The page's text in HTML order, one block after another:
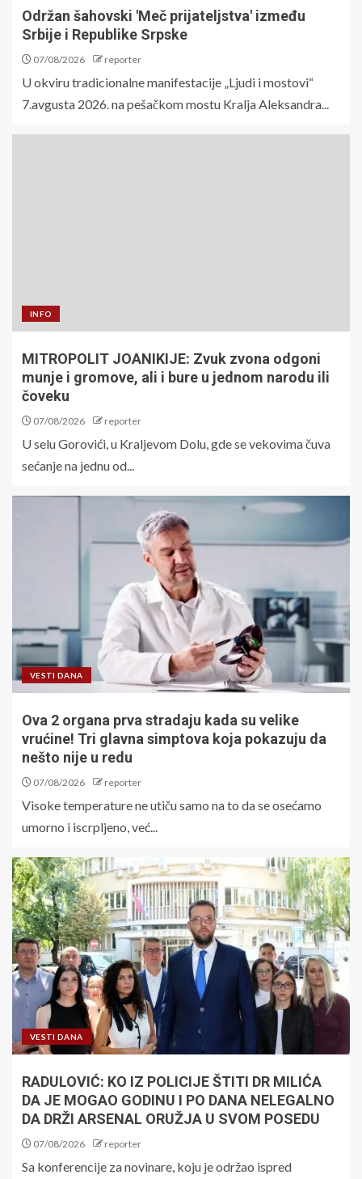
Održan šahovski 'Meč prijateljstva' između
Srbije i Republike Srpske
07/08/2026 reporter
U okviru tradicionalne manifestacije „Ljudi i mostovi“
7.avgusta 2026. na pešačkom mostu Kralja Aleksandra...
INFO
MITROPOLIT JOANIKIJE: Zvuk zvona odgoni
munje i gromove, ali i bure u jednom narodu ili
čoveku
07/08/2026 reporter
U selu Gorovići, u Kraljevom Dolu, gde se vekovima čuva
sećanje na jednu od...
VESTI DANA
Ova 2 organa prva stradaju kada su velike
vrućine! Tri glavna simptova koja pokazuju da
nešto nije u redu
07/08/2026 reporter
Visoke temperature ne utiču samo na to da se osećamo
umorno i iscrpljeno, već...
VESTI DANA
RADULOVIĆ: KO IZ POLICIJE ŠTITI DR MILIĆA
DA JE MOGAO GODINU I PO DANA NELEGALNO
DA DRŽI ARSENAL ORUŽJA U SVOM POSEDU
07/08/2026 reporter
Sa konferencije za novinare, koju je održao ispred